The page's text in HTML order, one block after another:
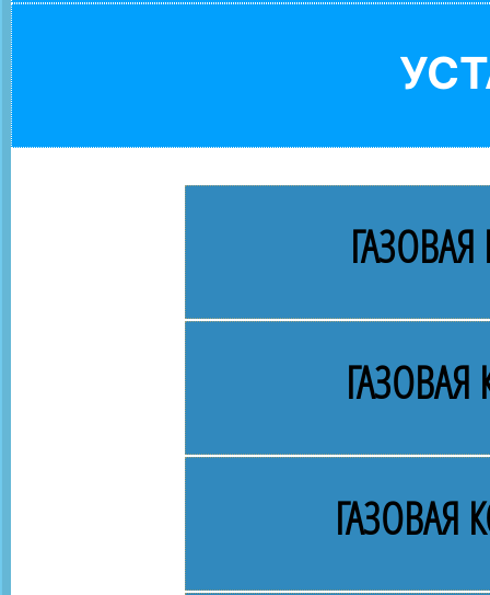
ГАЗОВАЯ
ГАЗОВАЯ